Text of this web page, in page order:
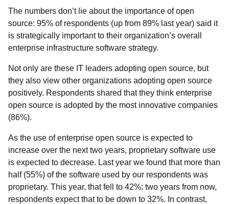
The numbers don’t lie about the importance of open
source: 95% of respondents (up from 89% last year) said it
is strategically important to their organization’s overall
enterprise infrastructure software strategy.
Not only are these IT leaders adopting open source, but
they also view other organizations adopting open source
positively. Respondents shared that they think enterprise
open source is adopted by the most innovative companies
(86%).
As the use of enterprise open source is expected to
increase over the next two years, proprietary software use
is expected to decrease. Last year we found that more than
half (55%) of the software used by our respondents was
proprietary. This year, that fell to 42%; two years from now,
respondents expect that to be down to 32%. In contrast,